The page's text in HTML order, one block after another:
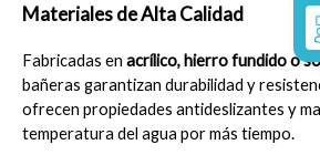
Materiales de Alta Calidad
Fabricadas en acrílico, hierro fundido o
bañeras garantizan durabilidad y
ofrecen propiedades antideslizantes y
temperatura del agua por más tiempo.